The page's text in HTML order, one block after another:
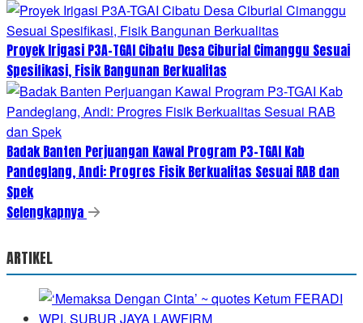
Proyek Irigasi P3A-TGAI Cibatu Desa Ciburial Cimanggu Sesuai
Spesifikasi, Fisik Bangunan Berkualitas
Badak Banten Perjuangan Kawal Program P3-TGAI Kab
Pandeglang, Andi: Progres Fisik Berkualitas Sesuai RAB dan
Spek
Selengkapnya
ARTIKEL